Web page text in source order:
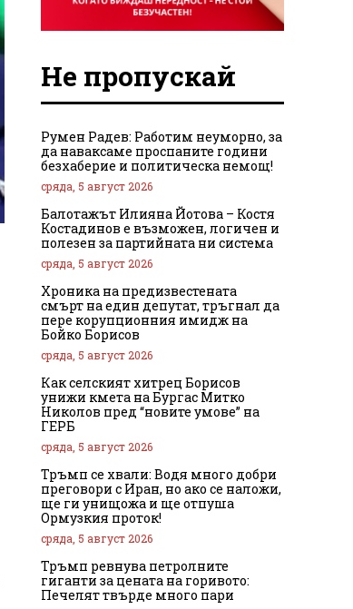
Не пропускай
Румен Радев: Работим неуморно, за
да наваксаме проспаните години
безхаберие и политическа немощ!
сряда, 5 август 2026
Балотажът Илияна Йотова – Костя
Костадинов е възможен, логичен и
полезен за партийната ни система
сряда, 5 август 2026
Хроника на предизвестената
смърт на един депутат, тръгнал да
пере корупционния имидж на
Бойко Борисов
сряда, 5 август 2026
Как селският хитрец Борисов
унижи кмета на Бургас Митко
Николов пред “новите умове” на
ГЕРБ
сряда, 5 август 2026
Тръмп се хвали: Водя много добри
преговори с Иран, но ако се наложи,
ще ги унищожа и ще отпуша
Ормузкия проток!
сряда, 5 август 2026
Тръмп ревнува петролните
гиганти за цената на горивото:
Печелят твърде много пари